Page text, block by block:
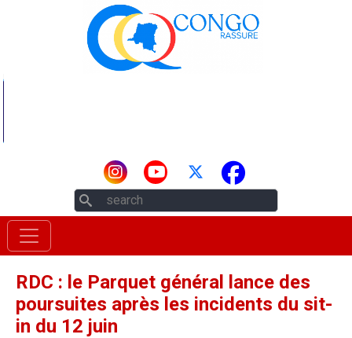
Aller au contenu principal
RDC : le Parquet général lance des
poursuites après les incidents du sit-
in du 12 juin